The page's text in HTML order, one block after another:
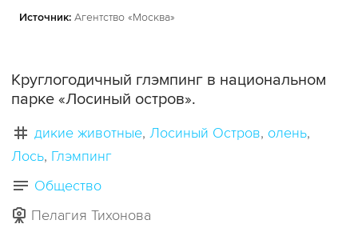
Источник: Агентство «Москва»
Круглогодичный глэмпинг в национальном
парке «Лосиный остров».
дикие животные Лосиный Остров олень
Лось Глэмпинг
Общество
Пелагия Тихонова